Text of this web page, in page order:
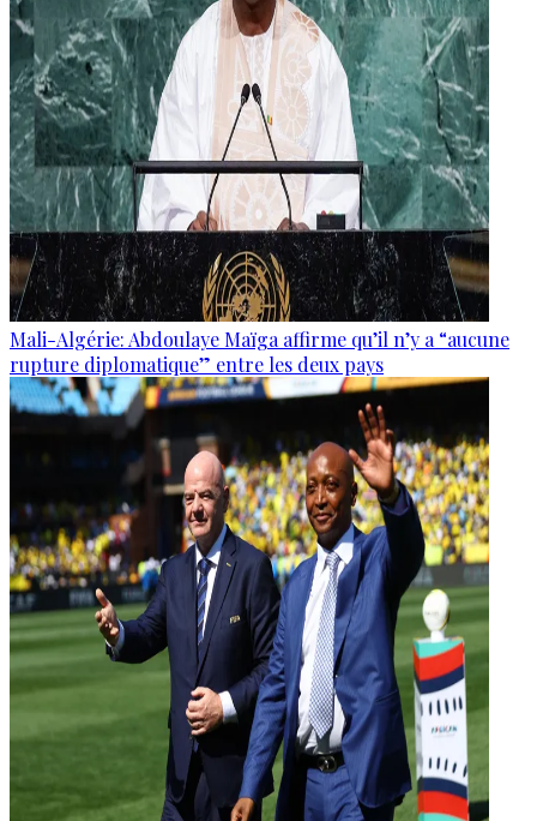
Mali-Algérie: Abdoulaye Maïga affirme qu’il n’y a “aucune
rupture diplomatique” entre les deux pays